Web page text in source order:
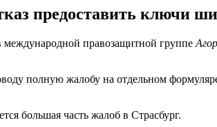
предоставить ключи
международной правозащитной группе
полную жалобу на отдельном
большая часть жалоб в Страсбург.